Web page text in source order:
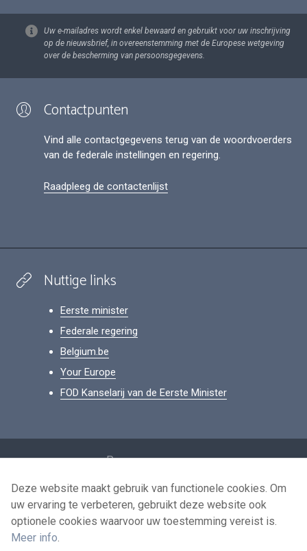
Uw e-mailadres wordt enkel bewaard en gebruikt voor uw inschrijving
op de nieuwsbrief, in overeenstemming met de Europese wetgeving
over de bescherming van persoonsgegevens.
Contactpunten
Vind alle contactgegevens terug van de woordvoerders
van de federale instellingen en regering.
Raadpleeg de contactenlijst
Nuttige links
Eerste minister
Federale regering
Belgium.be
Your Europe
FOD Kanselarij van de Eerste Minister
Persoonsgegevens
Voorwaarden voor het hergebruik
Contacteer ons
Deze website maakt gebruik van functionele cookies. Om
uw ervaring te verbeteren, gebruikt deze website ook
optionele cookies waarvoor uw toestemming vereist is.
Meer info.